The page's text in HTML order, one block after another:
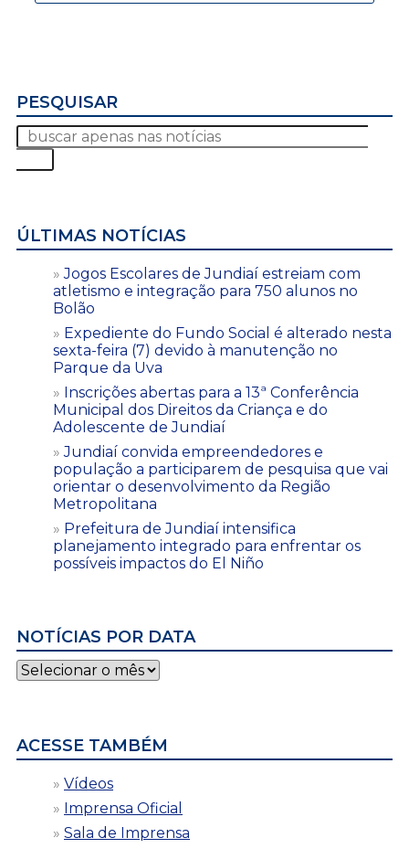
PESQUISAR
ÚLTIMAS NOTÍCIAS
Jogos Escolares de Jundiaí estreiam com
atletismo e integração para 750 alunos no
Bolão
Expediente do Fundo Social é alterado nesta
sexta-feira (7) devido à manutenção no
Parque da Uva
Inscrições abertas para a 13ª Conferência
Municipal dos Direitos da Criança e do
Adolescente de Jundiaí
Jundiaí convida empreendedores e
população a participarem de pesquisa que vai
orientar o desenvolvimento da Região
Metropolitana
Prefeitura de Jundiaí intensifica
planejamento integrado para enfrentar os
possíveis impactos do El Niño
NOTÍCIAS POR DATA
Notícias
por
ACESSE TAMBÉM
Vídeos
Imprensa Oficial
Sala de Imprensa